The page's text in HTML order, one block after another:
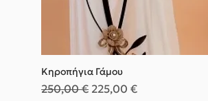
Κηροπήγια Γάμου
Κανονική τιμή
250,00 € Τιμή Έκπτωσης
225,00 €